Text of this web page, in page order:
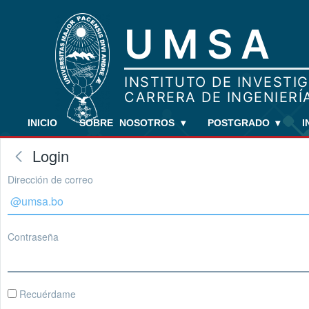
INICIO SOBRE NOSOTROS ▾ POSTGRADO▾
Login
Dirección de correo
Contraseña
Recuérdame